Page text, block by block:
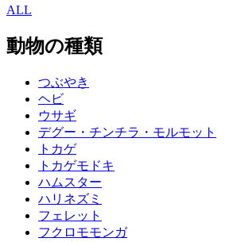
ALL
動物の種類
つぶやき
ヘビ
ウサギ
デグー・チンチラ・モルモット
トカゲ
トカゲモドキ
ハムスター
ハリネズミ
フェレット
フクロモモンガ